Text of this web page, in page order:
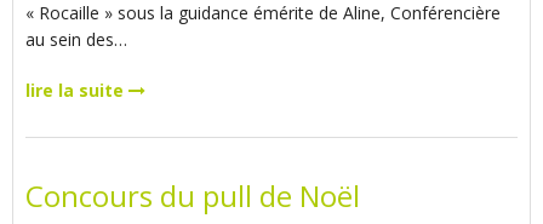
« Rocaille » sous la guidance émérite de Aline, Conférencière
au sein des…
lire la suite
Concours du pull de Noël